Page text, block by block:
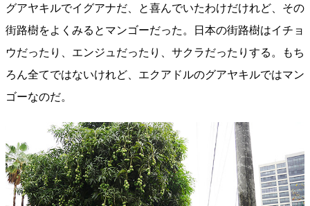
グアヤキルでイグアナだ、と喜んでいたわけだけれど、その
街路樹をよくみるとマンゴーだった。日本の街路樹はイチョ
ウだったり、エンジュだったり、サクラだったりする。もち
ろん全てではないけれど、エクアドルのグアヤキルではマン
ゴーなのだ。